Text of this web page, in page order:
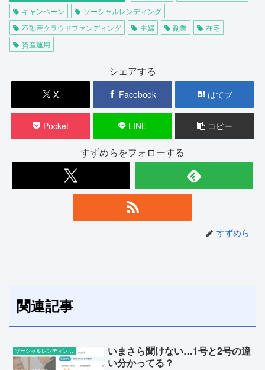
キャンペーン
ソーシャルレンディング
不動産クラウドファンディング
主婦 副業
在宅
資産運用
シェアする
X Facebook はてブ
Pocket LINE コピー
すずめらをフォローする
すずめら
関連記事
ソーシャルレンディングの話題
いまさら聞けない…1号と2号の違
い分かってる？